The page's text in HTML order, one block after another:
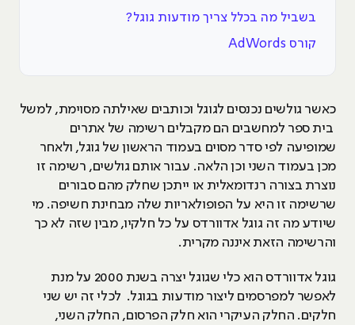
בשביל מה בכלל צריך מודעות גוגל?
קורס AdWords
כאשר גולשים נכנסים לגוגל וכותבים שאילתה מסוימת, למשל
בית ספר למחשבים הם מקבלים רשימה של אתרים
שמופיעה לפי סדר מסוים בעמוד הראשון של גוגל, ולאחר
מכן בעמוד השני וכן הלאה. עבור אותם גולשים, רשימה זו
נוצרת בצורה רנדומאלית או ייתכן שחלק מהם סבורים
שרשימה זו היא על הפופולאריות שלה מבחינת חשיפה. מי
שיודע מה זה גוגל אדוורדס על כל חלקיו, מבין שזה לא כך
והרשימה הזאת איננה מקרית.
גוגל אדוורדס הוא כלי שגוגל יצרה בשנת 2000 על מנת
לאפשר למפרסמים ליצור מודעות בגוגל. לכלי זה יש שני
חלקים. החלק העיקרי הוא חלק הפרסום, החלק השני,